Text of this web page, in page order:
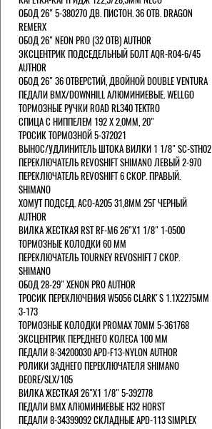
ОБОД 26" 5-380270 ДВ. ПИСТОН. 36 ОТВ. DRAGON
REMERX
ОБОД 26" NEON PRO (32 ОТВ) AUTHOR
ЭКСЦЕНТРИК ПОДСЕДЕЛЬНЫЙ БОЛТ AQR-R04-6/45
AUTHOR
ОБОД 26" 36 ОТВЕРСТИЙ, ДВОЙНОЙ DOUBLE VENTURA
ПЕДАЛИ BMX/DOWNHILL АЛЮМИНИЕВЫЕ. WELLGO
ТОРМОЗНЫЕ РУЧКИ ROAD RL340 TEKTRO
СПИЦА С НИППЕЛЕМ 192 Х 2,0ММ, 20"
ТРОСИК ТОРМОЗНОЙ 5-372021
ВЫНОС/УДЛИНИТЕЛЬ ШТОКА ВИЛКИ 1 1/8" SC-STH02
ПЕРЕКЛЮЧАТЕЛЬ REVOSHIFT SHIMANO ЛЕВЫЙ 2-970
ПЕРЕКЛЮЧАТЕЛЬ REVOSHIFT 6 СКОР. ПРАВЫЙ.
SHIMANO
ХОМУТ ПОДСЕД. ACO-A205 31,8ММ 25Г ЧЕРНЫЙ
AUTHOR
ВИЛКА ЖЕСТКАЯ RST RF-M6 26"Х1 1/8" 1-0500
ТОРМОЗНЫЕ КОЛОДКИ 60 ММ
ПЕРЕКЛЮЧАТЕЛЬ TOURNEY REVOSHIFT 7 СКОР.
SHIMANO
ОБОД 28-29" XENON PRO AUTHOR
ТРОСИК ПЕРЕКЛЮЧЕНИЯ W5056 CLARK'S 1.1Х2275ММ
3-173
ТОРМОЗНЫЕ КОЛОДКИ PROMAX 70ММ 5-361768
ЭКСЦЕНТРИК ПЕРЕДНЕГО КОЛЕСА 100 ММ
ПЕДАЛИ 8-34200030 APD-F13-NYLON AUTHOR
РОЛИКИ ЗАДНЕГО ПЕРЕКЛЮЧАТЕЛЯ SHIMANO
DEORE/SLX/105
ВИЛКА ЖЕСТКАЯ 26"Х1 1/8" 5-392778
ПЕДАЛИ BMX АЛЮМИНИЕВЫЕ H32 HORST
ПЕДАЛИ 8-34399092 СКЛАДНЫЕ APD-113 SIMPLEX